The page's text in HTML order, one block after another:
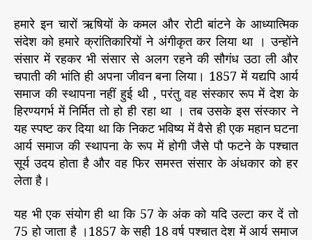
हमारे इन चारों ऋषियों के कमल और रोटी बांटने के आध्यात्मिक
संदेश को हमारे क्रांतिकारियों ने अंगीकृत कर लिया था । उन्होंने
संसार में रहकर भी संसार से अलग रहने की सौगंध उठा ली और
चपाती की भांति ही अपना जीवन बना लिया। 1857 में यद्यपि आर्य
समाज की स्थापना नहीं हुई थी , परंतु वह संस्कार रूप में देश के
हिरण्यगर्भ में निर्मित तो हो ही रहा था । तब उसके इस संस्कार ने
यह स्पष्ट कर दिया था कि निकट भविष्य में वैसे ही एक महान घटना
आर्य समाज की स्थापना के रूप में होगी जैसे पौ फटने के पश्चात
सूर्य उदय होता है और वह फिर समस्त संसार के अंधकार को हर
लेता है।
यह भी एक संयोग ही था कि 57 के अंक को यदि उल्टा कर दें तो
75 हो जाता है ।1857 के सही 18 वर्ष पश्चात देश में आर्य समाज